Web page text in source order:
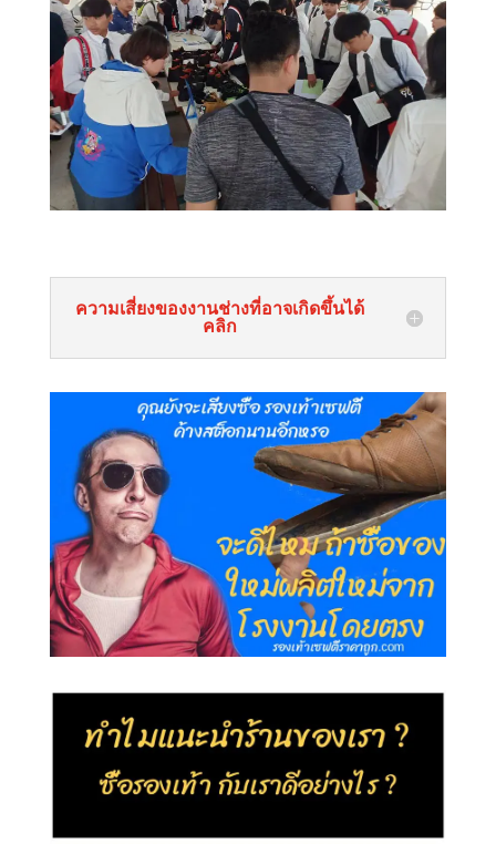
ความเสี่ยงของงานช่างที่อาจเกิดขึ้นได้
คลิก